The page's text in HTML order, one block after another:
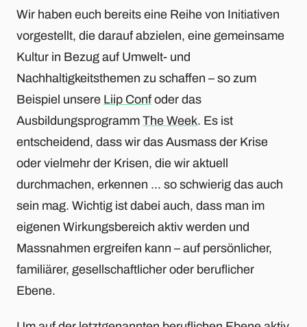
Wir haben euch bereits eine Reihe von Initiativen
vorgestellt, die darauf abzielen, eine gemeinsame
Kultur in Bezug auf Umwelt- und
Nachhaltigkeitsthemen zu schaffen – so zum
Beispiel unsere Liip Conf oder das
Ausbildungsprogramm The Week. Es ist
entscheidend, dass wir das Ausmass der Krise
oder vielmehr der Krisen, die wir aktuell
durchmachen, erkennen ... so schwierig das auch
sein mag. Wichtig ist dabei auch, dass man im
eigenen Wirkungsbereich aktiv werden und
Massnahmen ergreifen kann – auf persönlicher,
familiärer, gesellschaftlicher oder beruflicher
Ebene.